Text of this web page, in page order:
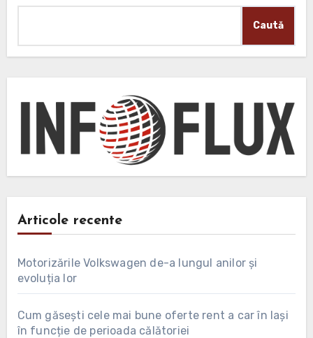
Caută
Articole recente
Motorizările Volkswagen de-a lungul anilor și
evoluția lor
Cum găsești cele mai bune oferte rent a car în Iași
în funcție de perioada călătoriei